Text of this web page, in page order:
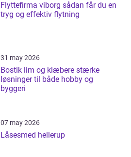
Flyttefirma viborg sådan får du en
tryg og effektiv flytning
31 may 2026
Bostik lim og klæbere stærke
løsninger til både hobby og
byggeri
07 may 2026
Låsesmed hellerup